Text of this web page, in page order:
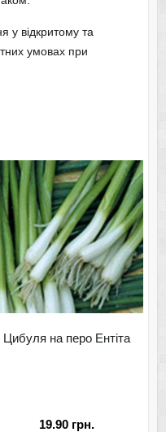
у відкритому та
умовах при
Цибуля на перо Ентіта
19.90 грн.